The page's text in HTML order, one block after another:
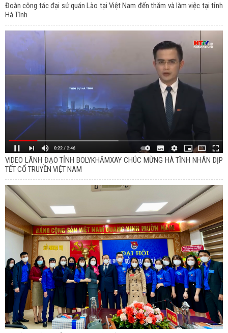
Đoàn công tác đại sứ quán Lào tại Việt Nam đến thăm và làm việc tại tỉnh
Hà Tĩnh
VIDEO LÃNH ĐẠO TỈNH BOLYKHĂMXAY CHÚC MỪNG HÀ TĨNH NHÂN DỊP
TẾT CỔ TRUYỀN VIỆT NAM